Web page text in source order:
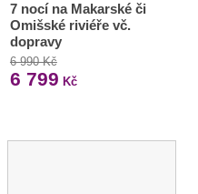
7 nocí na Makarské či
Omišské riviéře vč.
dopravy
6 990 Kč
6 799 Kč